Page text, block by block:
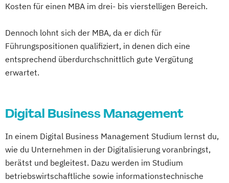
Kosten für einen MBA im drei- bis vierstelligen Bereich.
Dennoch lohnt sich der MBA, da er dich für
Führungspositionen qualifiziert, in denen dich eine
entsprechend überdurchschnittlich gute Vergütung
erwartet.
Digital Business Management
In einem Digital Business Management Studium lernst du,
wie du Unternehmen in der Digitalisierung voranbringst,
berätst und begleitest. Dazu werden im Studium
betriebswirtschaftliche sowie informationstechnische